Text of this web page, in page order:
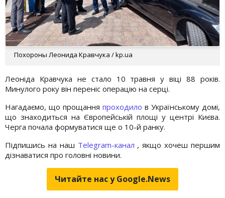
Похороны Леонида Кравчука / kp.ua
Леоніда Кравчука не стало 10 травня у віці 88 років.
Минулого року він переніс операцію на серці.
Нагадаємо, що прощання проходило в Українському домі,
що знаходиться на Європейській площі у центрі Києва.
Черга почала формуватися ще о 10-й ранку.
Підпишись на наш Telegram-канал , якщо хочеш першим
дізнаватися про головні новини.
Читайте нас у Google.News